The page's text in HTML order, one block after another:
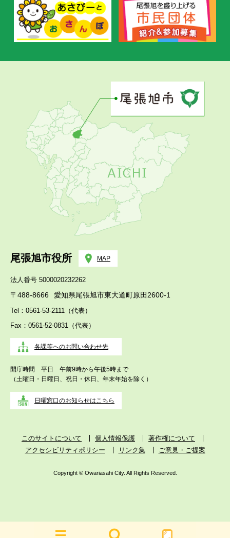
尾張旭市役所 MAP
法人番号 5000020232262
〒488-8666 愛知県尾張旭市東大道町原田2600-1
Tel：0561-53-2111（代表）
Fax：0561-52-0831（代表）
各課等へのお問い合わせ先
開庁時間 平日 午前9時から午後5時まで
（土曜日・日曜日、祝日・休日、年末年始を除く）
日曜窓口のお知らせはこちら
このサイトについて 個人情報保護
著作権について
アクセシビリティポリシー
リンク集 ご意見・ご提案
Copyright © Owariasahi City. All Rights Reserved.